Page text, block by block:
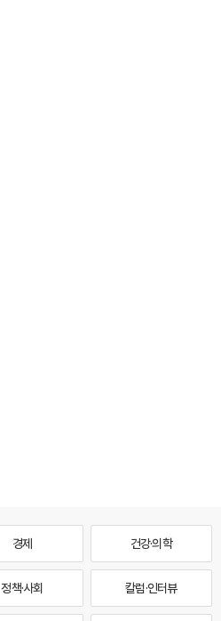
경제 건강·의학
정책·사회 칼럼·인터뷰